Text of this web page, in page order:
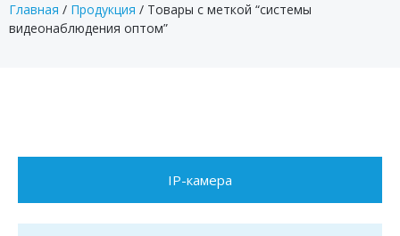
Главная / Продукция / Товары с меткой “системы
видеонаблюдения оптом”
IP-камера